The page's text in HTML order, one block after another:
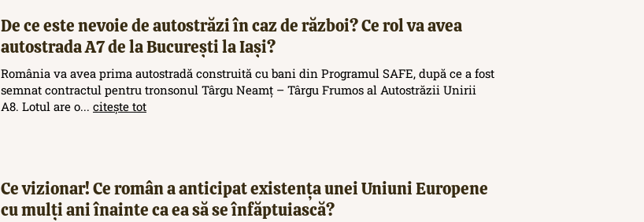
De ce este nevoie de autostrăzi în caz de război? Ce rol va avea
autostrada A7 de la București la Iași?
România va avea prima autostradă construită cu bani din Programul SAFE, după ce a fost
semnat contractul pentru tronsonul Târgu Neamț – Târgu Frumos al Autostrăzii Unirii
A8. Lotul are o... citește tot
Ce vizionar! Ce român a anticipat existența unei Uniuni Europene
cu mulți ani înainte ca ea să se înfăptuiască?